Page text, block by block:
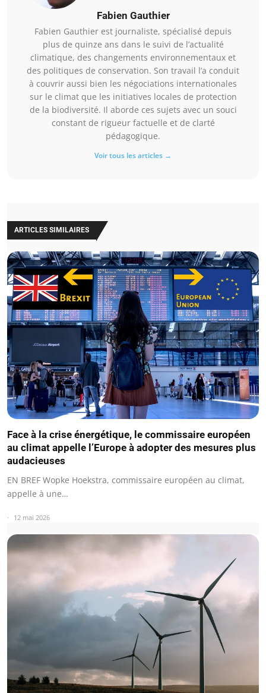
Fabien Gauthier
Fabien Gauthier est journaliste, spécialisé depuis
plus de quinze ans dans le suivi de l’actualité
climatique, des changements environnementaux et
des politiques de conservation. Son travail l’a conduit
à couvrir aussi bien les négociations internationales
sur le climat que les initiatives locales de protection
de la biodiversité. Il aborde ces sujets avec un souci
constant de rigueur factuelle et de clarté
pédagogique.
Voir tous les articles →
ARTICLES SIMILAIRES
Face à la crise énergétique, le commissaire européen
au climat appelle l’Europe à adopter des mesures plus
audacieuses
EN BREF Wopke Hoekstra, commissaire européen au climat,
appelle à une…
12 mai 2026